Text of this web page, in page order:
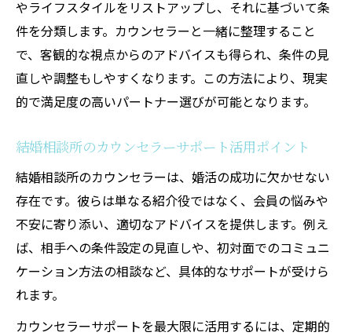
やライフスタイルをリストアップし、それに基づいて条
件を分類します。カウンセラーと一緒に整理すること
で、客観的な視点からのアドバイスも得られ、条件の見
直しや調整もしやすくなります。この方法により、現実
的で満足度の高いパートナー選びが可能となります。
結婚相談所のカウンセラーサポート活用ポイント
結婚相談所のカウンセラーは、婚活の成功に欠かせない
存在です。彼らは単なる紹介役ではなく、会員の悩みや
不安に寄り添い、適切なアドバイスを提供します。例え
ば、相手への条件設定の見直しや、初対面でのコミュニ
ケーション方法の相談など、具体的なサポートが受けら
れます。
カウンセラーサポートを最大限に活用するには、定期的